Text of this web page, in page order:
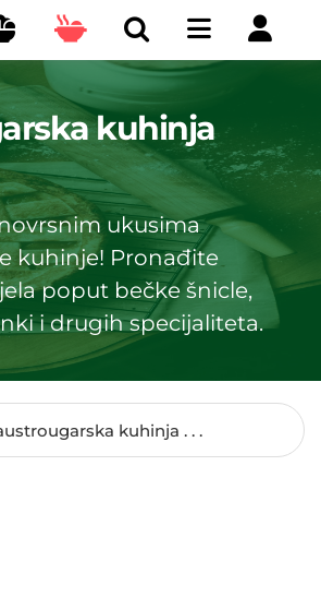
kuhinja
ukusima
kuhinje! Pronađite
poput bečke šnicle,
i drugih specijaliteta.